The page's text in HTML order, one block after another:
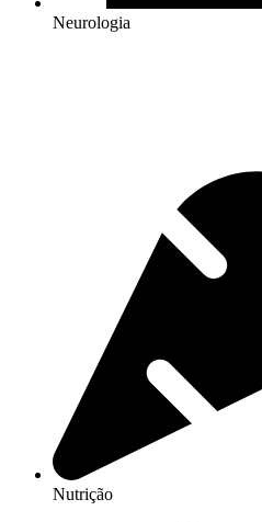
Neurologia
Nutrição